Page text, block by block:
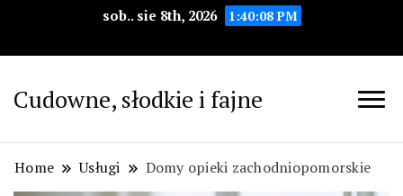
sob.. sie 8th, 2026 1:40:09 PM
Cudowne, słodkie i fajne
Home Usługi Domy opieki zachodniopomorskie